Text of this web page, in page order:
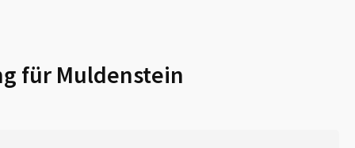
für Muldenstein